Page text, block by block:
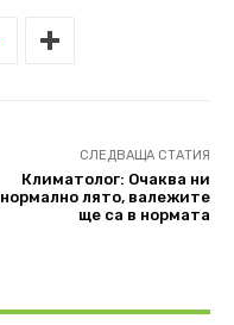
СЛЕДВАЩА СТАТИЯ
Климатолог: Очаква ни
нормално лято, валежите
ще са в нормата